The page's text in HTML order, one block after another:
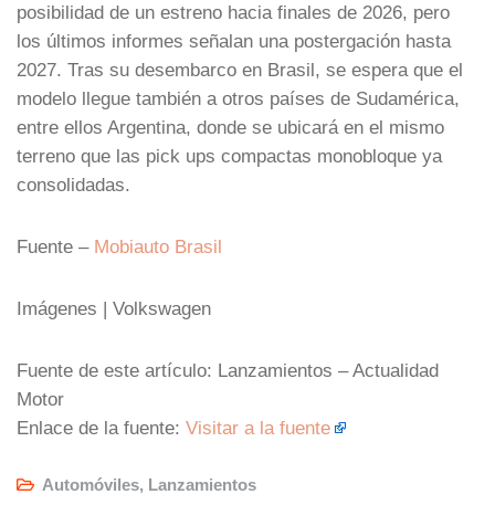
posibilidad de un estreno hacia finales de 2026, pero
los últimos informes señalan una postergación hasta
2027. Tras su desembarco en Brasil, se espera que el
modelo llegue también a otros países de Sudamérica,
entre ellos Argentina, donde se ubicará en el mismo
terreno que las pick ups compactas monobloque ya
consolidadas.
Fuente – Mobiauto Brasil
Imágenes | Volkswagen
Fuente de este artículo: Lanzamientos – Actualidad
Motor
Enlace de la fuente: Visitar a la fuente
Automóviles, Lanzamientos